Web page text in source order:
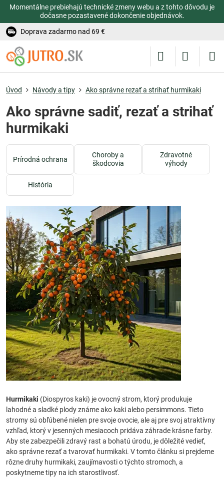
Momentálne prebiehajú technické zmeny webu a z tohto dôvodu je
dočasne pozastavené dokončenie objednávok.
Doprava zadarmo nad 69 €
Úvod Návody a tipy Ako správne rezať a strihať hurmikaki
Ako správne sadiť, rezať a strihať
hurmikaki
Prírodná ochrana
Choroby a
škodcovia
Zdravotné
výhody
História
Hurmikaki (Diospyros kaki) je ovocný strom, ktorý produkuje
lahodné a sladké plody známe ako kaki alebo persimmons. Tieto
stromy sú obľúbené nielen pre svoje ovocie, ale aj pre svoj atraktívny
vzhľad, ktorý v jesenných mesiacoch pridáva záhrade krásne farby.
Aby ste zabezpečili zdravý rast a bohatú úrodu, je dôležité vedieť,
ako správne rezať a tvarovať hurmikaki. V tomto článku si prejdeme
rôzne druhy hurmikaki, zaujímavosti o týchto stromoch, a
poskytneme tipy na ich starostlivosť.